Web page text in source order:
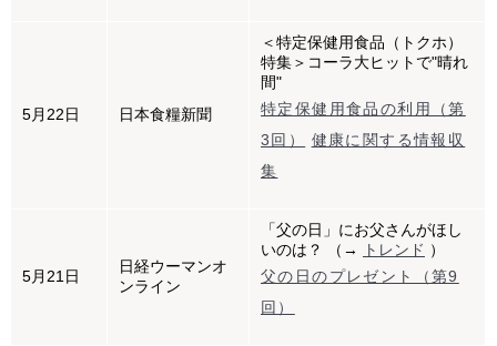
5月22日 日本食糧新聞
＜特定保健用食品（トクホ）
特集＞コーラ大ヒットで"晴れ
間"
特定保健用食品の利用（第
3回）
健康に関する情報収
集
5月21日
日経ウーマンオ
ンライン
「父の日」にお父さんがほし
いのは？ （→
トレンド ）
父の日のプレゼント（第9
回）